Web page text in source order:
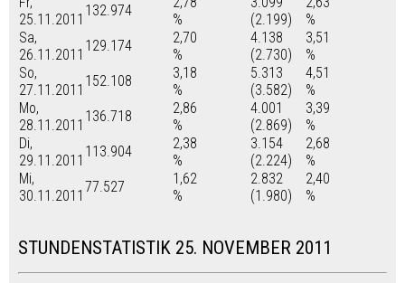
25.11.2011
132.974
%
(2.199)
%
Sa,
26.11.2011
129.174
2,70
%
4.138
(2.730)
3,51
%
So,
27.11.2011
152.108
3,18
%
5.313
(3.582)
4,51
%
Mo,
28.11.2011
136.718
2,86
%
4.001
(2.869)
3,39
%
Di,
29.11.2011
113.904
2,38
%
3.154
(2.224)
2,68
%
Mi,
30.11.2011
77.527
1,62
%
2.832
(1.980)
2,40
%
STUNDENSTATISTIK 25. NOVEMBER 2011